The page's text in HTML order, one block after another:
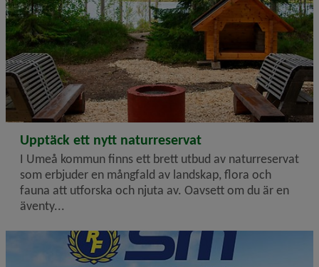
2026-06-25
Upptäck ett nytt naturreservat
I Umeå kommun finns ett brett utbud av naturreservat
som erbjuder en mångfald av landskap, flora och
fauna att utforska och njuta av. Oavsett om du är en
äventy...